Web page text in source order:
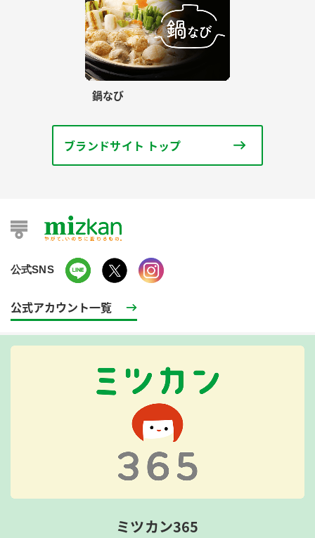
鍋なび
ブランドサイト トップ
公式SNS
公式アカウント一覧
ミツカン365